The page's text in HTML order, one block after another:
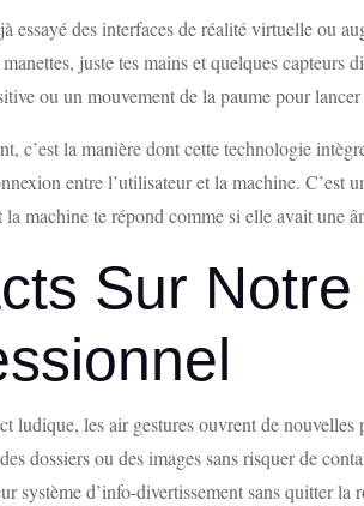
essayé des interfaces de réalité virtuelle ou
manettes, juste tes mains et quelques
ou un mouvement de la paume pour
c’est la manière dont cette technologie
entre l’utilisateur et la machine. C’est
la machine te répond comme si elle avait une
Sur
ludique, les air gestures ouvrent de
dossiers ou des images sans risquer de
système d’info-divertissement sans quitter la